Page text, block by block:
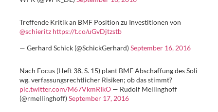
Treffende Kritik an BMF Position zu Investitionen von
@schieritz https://t.co/uGvDjtzstb
— Gerhard Schick (@SchickGerhard)September 16, 2016
Nach Focus (Heft 38, S. 15) plant BMF Abschaffung des Soli
wg. verfassungsrechtlicher Risiken; ob das stimmt?
pic.twitter.com/M67VkmRIkO — Rudolf Mellinghoff
(@rmellinghoff)September 17, 2016